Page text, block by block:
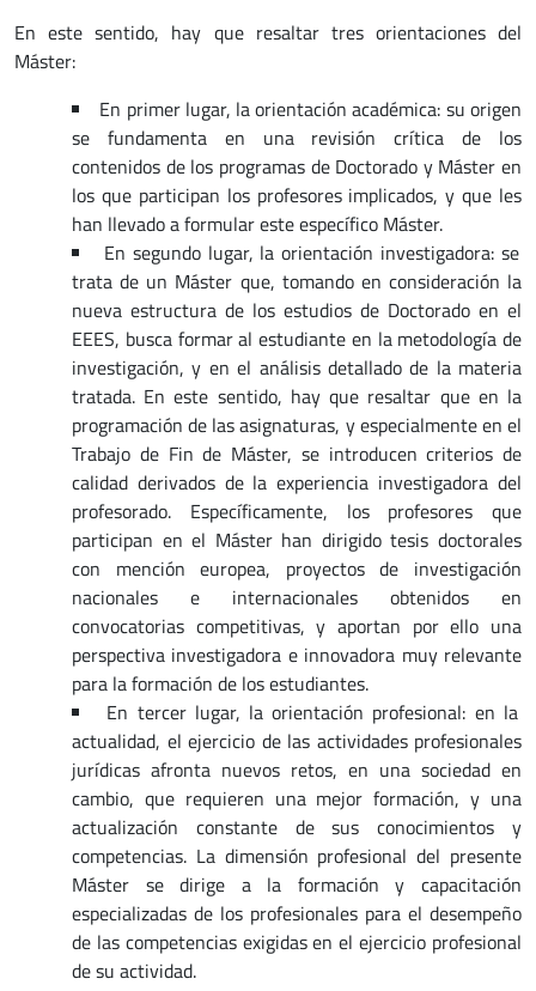
En este sentido, hay que resaltar tres orientaciones del
Máster:
En primer lugar, la orientación académica: su origen
se fundamenta en una revisión crítica de los
contenidos de los programas de Doctorado y Máster en
los que participan los profesores implicados, y que les
han llevado a formular este específico Máster.
En segundo lugar, la orientación investigadora: se
trata de un Máster que, tomando en consideración la
nueva estructura de los estudios de Doctorado en el
EEES, busca formar al estudiante en la metodología de
investigación, y en el análisis detallado de la materia
tratada. En este sentido, hay que resaltar que en la
programación de las asignaturas, y especialmente en el
Trabajo de Fin de Máster, se introducen criterios de
calidad derivados de la experiencia investigadora del
profesorado. Específicamente, los profesores que
participan en el Máster han dirigido tesis doctorales
con mención europea, proyectos de investigación
nacionales e internacionales obtenidos en
convocatorias competitivas, y aportan por ello una
perspectiva investigadora e innovadora muy relevante
para la formación de los estudiantes.
En tercer lugar, la orientación profesional: en la
actualidad, el ejercicio de las actividades profesionales
jurídicas afronta nuevos retos, en una sociedad en
cambio, que requieren una mejor formación, y una
actualización constante de sus conocimientos y
competencias. La dimensión profesional del presente
Máster se dirige a la formación y capacitación
especializadas de los profesionales para el desempeño
de las competencias exigidas en el ejercicio profesional
de su actividad.